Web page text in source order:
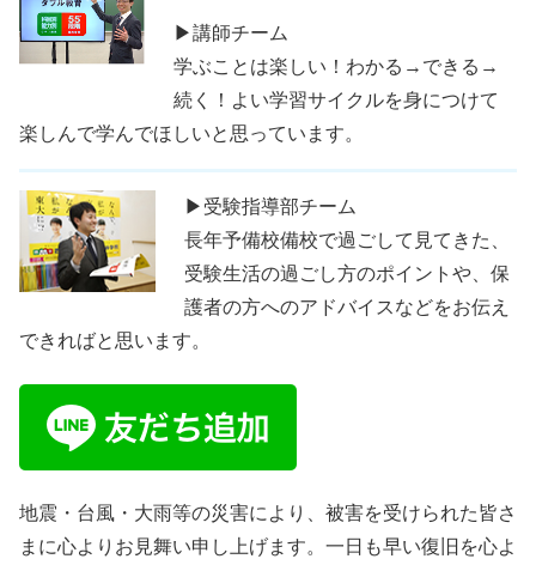
▶講師チーム
学ぶことは楽しい！わかる→できる→
続く！よい学習サイクルを身につけて
楽しんで学んでほしいと思っています。
▶受験指導部チーム
長年予備校備校で過ごして見てきた、
受験生活の過ごし方のポイントや、保
護者の方へのアドバイスなどをお伝え
できればと思います。
地震・台風・大雨等の災害により、被害を受けられた皆さ
まに心よりお見舞い申し上げます。一日も早い復旧を心よ